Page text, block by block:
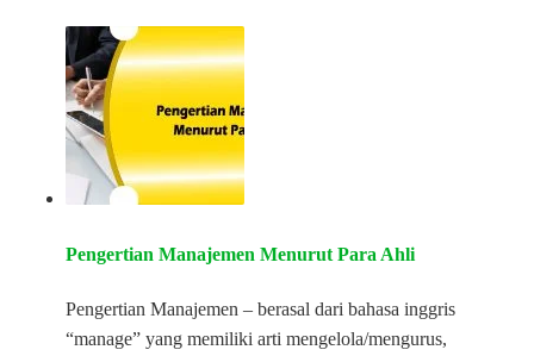
Pengertian Manajemen Menurut Para Ahli
Pengertian Manajemen – berasal dari bahasa inggris
“manage” yang memiliki arti mengelola/mengurus,